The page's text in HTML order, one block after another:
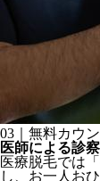
03｜無料カウ
医師による診察
医療脱毛では
し、お一人お